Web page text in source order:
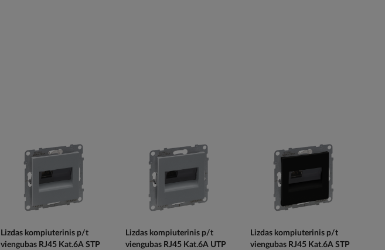
Lizdas kompiuterinis p/t
viengubas RJ45 Kat.6A STP
Lizdas kompiuterinis p/t
viengubas RJ45 Kat.6A UTP
Lizdas kompiuterinis p/t
viengubas RJ45 Kat.6A STP